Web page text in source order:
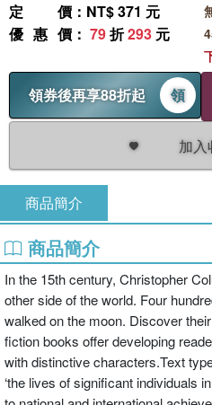
定價 ：NT$ 371 元
優惠價 ： 79折293 元
領券後再享88折起 領
加入
商品簡介
商品簡介
In the 15th century, Christopher
other side of the world. Four
walked on the moon. Discover
fiction books offer developing
with distinctive characters.Text
‘the lives of significant individuals